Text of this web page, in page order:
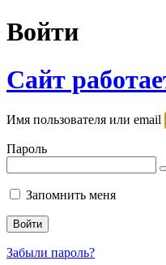
Войти
Сайт
Имя пользователя или email
Пароль
Запомнить меня
Забыли пароль?